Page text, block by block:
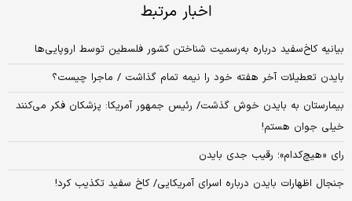
اخبار مرتبط
بیانیه کاخ‌سفید درباره به‌رسمیت شناختن کشور فلسطین توسط اروپایی‌ها
بایدن تعطیلات آخر هفته خود را نیمه تمام گذاشت / ماجرا چیست؟
بیمارستان به بایدن خوش گذشت/ رئیس جمهور آمریکا: پزشکان فکر می‌کنند
خیلی جوان هستم!
رای «هیچ‌کدام»؛ رقیب جدی بایدن
جنجال اظهارات بایدن درباره اسرای آمریکایی/ کاخ سفید تکذیب کرد!